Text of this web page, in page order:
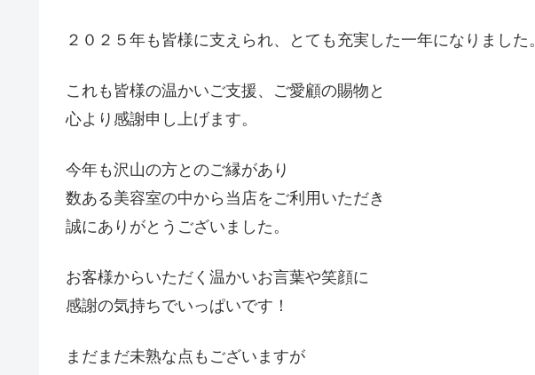
２０２５年も皆様に支えられ、とても充実した一年になりました。
これも皆様の温かいご支援、ご愛顧の賜物と
心より感謝申し上げます。
今年も沢山の方とのご縁があり
数ある美容室の中から当店をご利用いただき
誠にありがとうございました。
お客様からいただく温かいお言葉や笑顔に
感謝の気持ちでいっぱいです！
まだまだ未熟な点もございますが